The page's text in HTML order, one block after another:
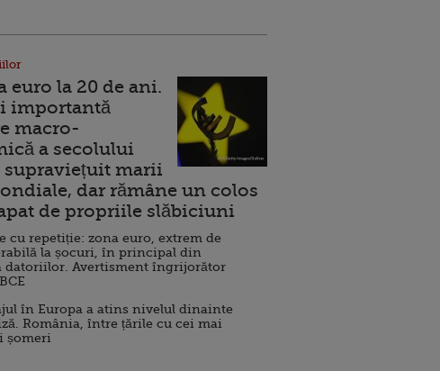
euro la 20 de ani.
importantă
macro-
a secolului
supraviețuit marii
dar rămâne un colos
de propriile slăbiciuni
cu repetiție: zona euro, extrem de
la șocuri, în principal din
datoriilor. Avertisment îngrijorător
în Europa a atins nivelul dinainte
România, între țările cu cei mai
șomeri